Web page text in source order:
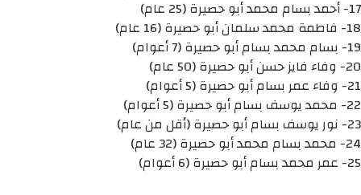
17- أحمد بسام محمد أبو حصيرة (25 عام)
18- فاطمة محمد سلمان أبو حصيرة (16 عام)
19- بسام محمد بسام أبو حصيرة (7 أعوام)
20- وفاء فايز حسن أبو حصيرة (50 عام)
21- وفاء عمر بسام أبو حصيرة (5 أعوام)
22- محمد يوسف بسام أبو حصيرة (5 أعوام)
23- نور يوسف بسام أبو حصيرة (أقل من عام)
24- محمد بسام محمد أبو حصيرة (32 عام)
25- عمر محمد بسام أبو حصيرة (6 أعوام)